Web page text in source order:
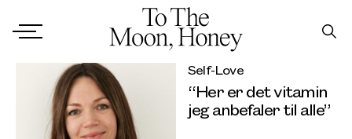
Self-Love
“Her er det vitamin
jeg anbefaler til alle”